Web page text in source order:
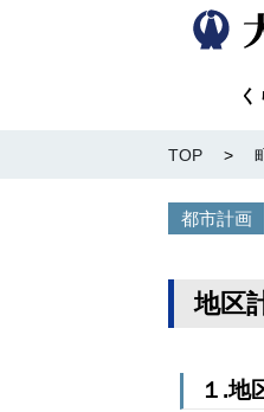
TOP >
都市計画
地区
１.地